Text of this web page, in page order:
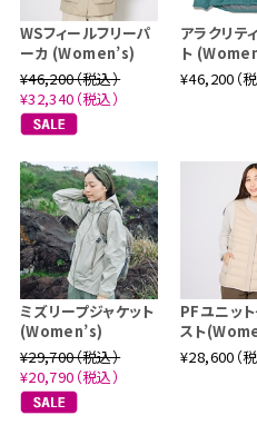
WSフィールフリーパ
ーカ (Women’s)
¥46,200（税込）
¥32,340（税込）
アラクリテ
ト
¥46,200（税
ミズリープジャケット
(Women’s)
¥29,700（税込）
¥20,790（税込）
PFユニッ
スト
¥28,600（税